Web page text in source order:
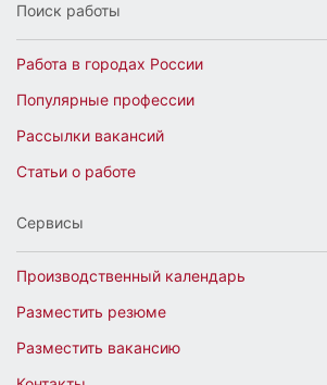
Поиск работы
Работа в городах России
Популярные профессии
Рассылки вакансий
Статьи о работе
Сервисы
Производственный календарь
Разместить резюме
Разместить вакансию